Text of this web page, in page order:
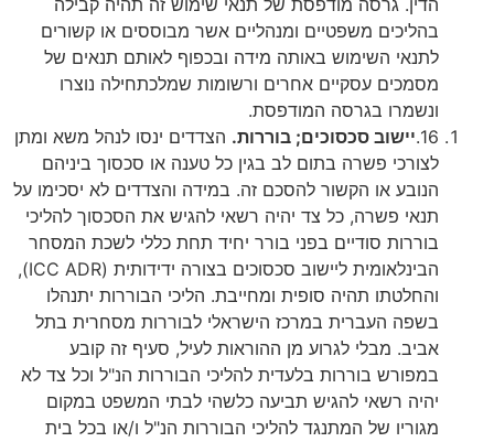
הדין. גרסה מודפסת של תנאי שימוש זה תהיה קבילה
בהליכים משפטיים ומנהליים אשר מבוססים או קשורים
לתנאי השימוש באותה מידה ובכפוף לאותם תנאים של
מסמכים עסקיים אחרים ורשומות שמלכתחילה נוצרו
ונשמרו בגרסה המודפסת.
16. יישוב סכסוכים; בוררות. הצדדים ינסו לנהל משא ומתן
לצורכי פשרה בתום לב בגין כל טענה או סכסוך ביניהם
הנובע או הקשור להסכם זה. במידה והצדדים לא יסכימו על
תנאי פשרה, כל צד יהיה רשאי להגיש את הסכסוך להליכי
בוררות סודיים בפני בורר יחיד תחת כללי לשכת המסחר
הבינלאומית ליישוב סכסוכים בצורה ידידותית (ICC ADR),
והחלטתו תהיה סופית ומחייבת. הליכי הבוררות יתנהלו
בשפה העברית במרכז הישראלי לבוררות מסחרית בתל
אביב. מבלי לגרוע מן ההוראות לעיל, סעיף זה קובע
במפורש בוררות בלעדית להליכי הבוררות הנ"ל וכל צד לא
יהיה רשאי להגיש תביעה כלשהי לבתי המשפט במקום
מגוריו של המתנגד להליכי הבוררות הנ"ל ו/או בכל בית